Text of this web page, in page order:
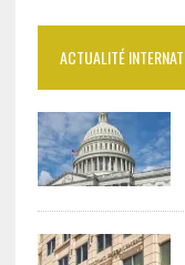
ACTUALITÉ